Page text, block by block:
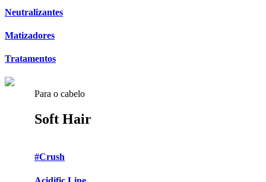
Neutralizantes
Matizadores
Tratamentos
Para o cabelo
Soft Hair
#Crush